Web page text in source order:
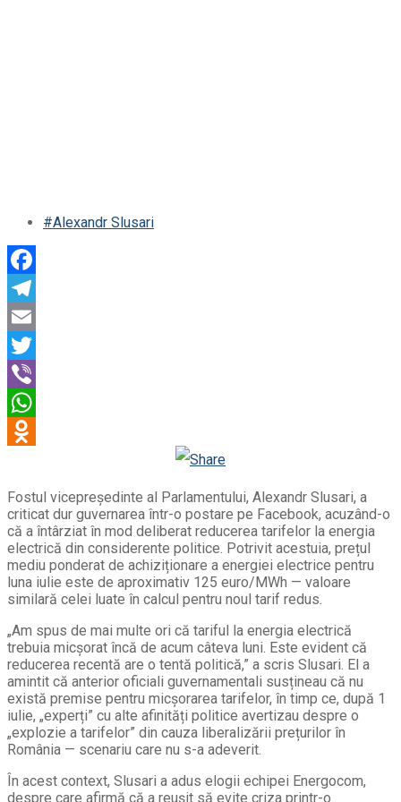
#Alexandr Slusari
Odnoklassniki
Fostul vicepreședinte al Parlamentului, Alexandr Slusari, a
criticat dur guvernarea într-o postare pe Facebook, acuzând-o
că a întârziat în mod deliberat reducerea tarifelor la energia
electrică din considerente politice. Potrivit acestuia, prețul
mediu ponderat de achiziționare a energiei electrice pentru
luna iulie este de aproximativ 125 euro/MWh — valoare
similară celei luate în calcul pentru noul tarif redus.
„Am spus de mai multe ori că tariful la energia electrică
trebuia micșorat încă de acum câteva luni. Este evident că
reducerea recentă are o tentă politică,” a scris Slusari. El a
amintit că anterior oficiali guvernamentali susțineau că nu
există premise pentru micșorarea tarifelor, în timp ce, după 1
iulie, „experți” cu alte afinități politice avertizau despre o
„explozie a tarifelor” din cauza liberalizării prețurilor în
România — scenariu care nu s-a adeverit.
În acest context, Slusari a adus elogii echipei Energocom,
despre care afirmă că a reușit să evite criza printr-o